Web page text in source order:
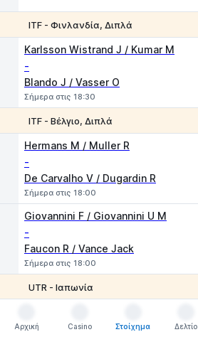
ITF - Φινλανδία, Διπλά
Karlsson Wistrand J / Kumar M
-
Blando J / Vasser О
Σήμερα στις 18:30
ITF - Βέλγιο, Διπλά
Hermans M / Muller R
-
De Carvalho V / Dugardin R
Σήμερα στις 18:00
Giovannini F / Giovannini U M
-
Faucon R / Vance Jack
Σήμερα στις 18:00
UTR - Ιαπωνία
-
Αρχική
Casino
Στοίχημα
Δελτίο